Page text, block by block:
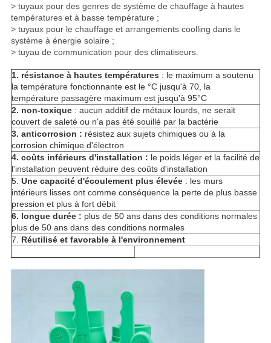
> tuyaux pour des genres de système de chauffage à hautes
températures et à basse température ;
> tuyaux pour le chauffage et arrangements coolling dans le
système à énergie solaire ;
> tuyau de communication pour des climatiseurs.
1. résistance à hautes températures : le maximum a soutenu
la température fonctionnante est le °C jusqu'à 70, la
température passagère maximum est jusqu'à 95°C
2. non-toxique: aucun additif de métaux lourds, ne serait
couvert de saleté ou n'a pas été souillé par la bactérie
3. anticorrosion : résistez aux sujets chimiques ou à la
corrosion chimique d'électron
4. coûts inférieurs d'installation : le poids léger et la facilité de
l'installation peuvent réduire des coûts d'installation
5. Une capacité d'écoulement plus élevée: les murs
intérieurs lisses ont comme conséquence la perte de plus basse
pression et plus à fort débit
6. longue durée : plus de 50 ans dans des conditions normales
plus de 50 ans dans des conditions normales
7. Réutilisé et favorable à l'environnement